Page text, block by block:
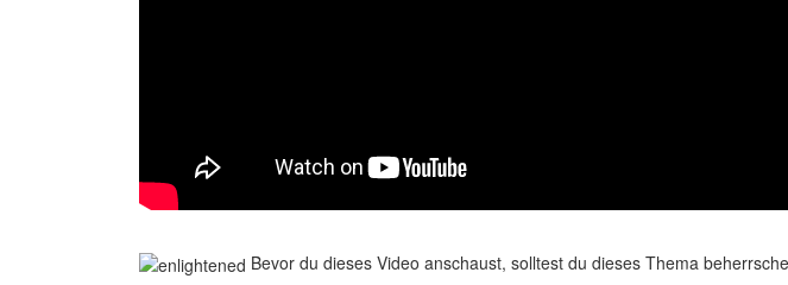
Bevor du dieses Video anschaust, solltest du dieses Thema